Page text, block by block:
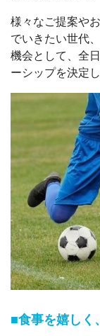
様々なご提案や
でいきたい世代
機会として、全
ーシップを決定し
■食事を嬉しく